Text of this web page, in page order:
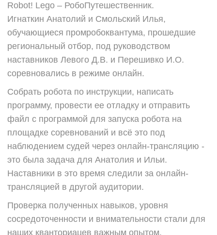
Robot! Lego – РобоПутешественник.
Игнаткин Анатолий и Смольский Илья,
обучающиеся промробоквантума, прошедшие
региональный отбор, под руководством
наставников Левого Д.В. и Перешивко И.О.
соревновались в режиме онлайн.
Собрать робота по инструкции, написать
программу, провести ее отладку и отправить
файл с программой для запуска робота на
площадке соревнований и всё это под
наблюдением судей через онлайн-трансляцию -
это была задача для Анатолия и Ильи.
Наставники в это время следили за онлайн-
трансляцией в другой аудитории.
Проверка полученных навыков, уровня
сосредоточенности и внимательности стали для
наших кванториацев важным опытом.